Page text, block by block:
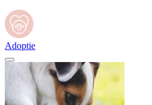
Adoptie